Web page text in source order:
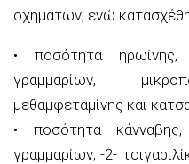
οχημάτων, ενώ
• ποσότητα ηρωίνης,
γραμμαρίων,
μεθαμφεταμίνης και
• ποσότητα
γραμμαρίων, -2-